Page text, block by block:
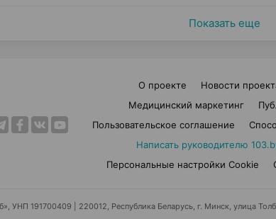
Показать еще
О проекте Новости
Медицинский маркетинг
Пользовательское соглашение
Написать руководителю
Персональные настройки Cookie
УНП 191700409 | 220012, Республика Беларусь, г. Минск, улица